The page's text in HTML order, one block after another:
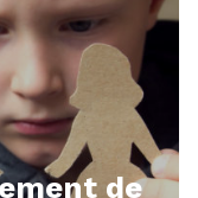
de